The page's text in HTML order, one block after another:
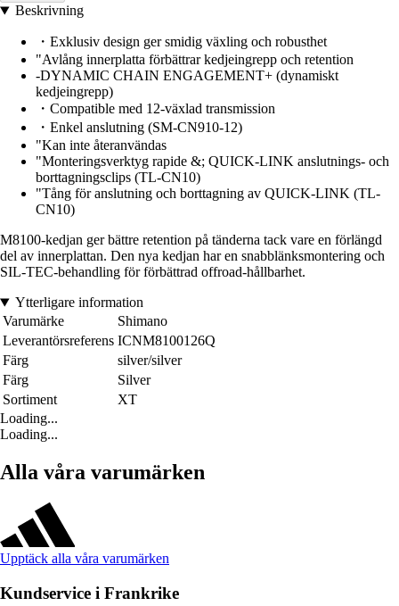
Beskrivning
・Exklusiv design ger smidig växling och robusthet
"Avlång innerplatta förbättrar kedjeingrepp och retention
-DYNAMIC CHAIN ENGAGEMENT+ (dynamiskt
kedjeingrepp)
・Compatible med 12-växlad transmission
・Enkel anslutning (SM-CN910-12)
"Kan inte återanvändas
"Monteringsverktyg rapide &; QUICK-LINK anslutnings- och
borttagningsclips (TL-CN10)
"Tång för anslutning och borttagning av QUICK-LINK (TL-
CN10)
M8100-kedjan ger bättre retention på tänderna tack vare en förlängd
del av innerplattan. Den nya kedjan har en snabblänksmontering och
SIL-TEC-behandling för förbättrad offroad-hållbarhet.
Ytterligare information
Varumärke
Shimano
Leverantörsreferens ICNM8100126Q
Färg
silver/silver
Färg
Silver
Sortiment
XT
Loading...
Loading...
Alla våra varumärken
Upptäck alla våra varumärken
Kundservice i Frankrike